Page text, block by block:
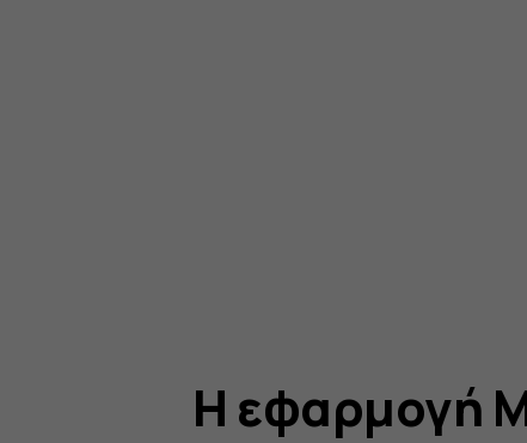
Η εφαρμογή